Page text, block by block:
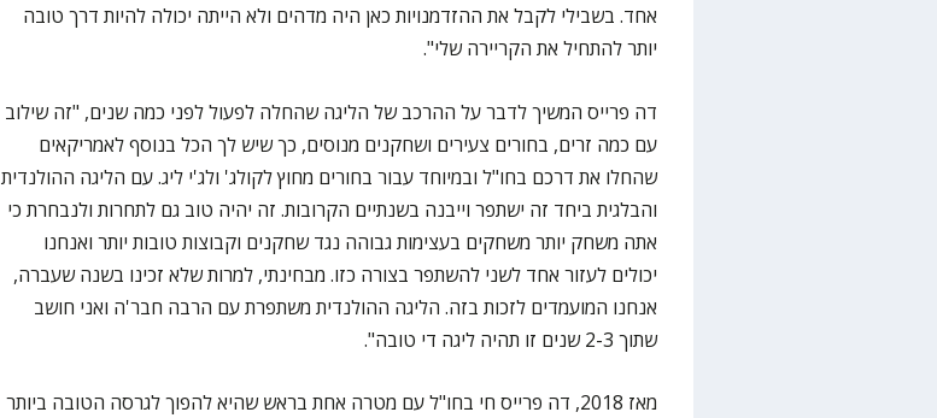
אחד. בשבילי לקבל את ההזדמנויות כאן היה מדהים ולא הייתה יכולה להיות דרך טובה
יותר להתחיל את הקריירה שלי".
דה פרייס המשיך לדבר על ההרכב של הליגה שהחלה לפעול לפני כמה שנים, "זה שילוב
עם כמה זרים, בחורים צעירים ושחקנים מנוסים, כך שיש לך הכל בנוסף לאמריקאים
שהחלו את דרכם בחו"ל ובמיוחד עבור בחורים מחוץ לקולג' ולג'י ליג. עם הליגה ההולנדית
והבלגית ביחד זה ישתפר וייבנה בשנתיים הקרובות. זה יהיה טוב גם לתחרות ולנבחרת כי
אתה משחק יותר משחקים בעצימות גבוהה נגד שחקנים וקבוצות טובות יותר ואנחנו
יכולים לעזור אחד לשני להשתפר בצורה כזו. מבחינתי, למרות שלא זכינו בשנה שעברה,
אנחנו המועמדים לזכות בזה. הליגה ההולנדית משתפרת עם הרבה חבר'ה ואני חושב
שתוך 2-3 שנים זו תהיה ליגה די טובה".
מאז 2018, דה פרייס חי בחו"ל עם מטרה אחת בראש שהיא להפוך לגרסה הטובה ביותר